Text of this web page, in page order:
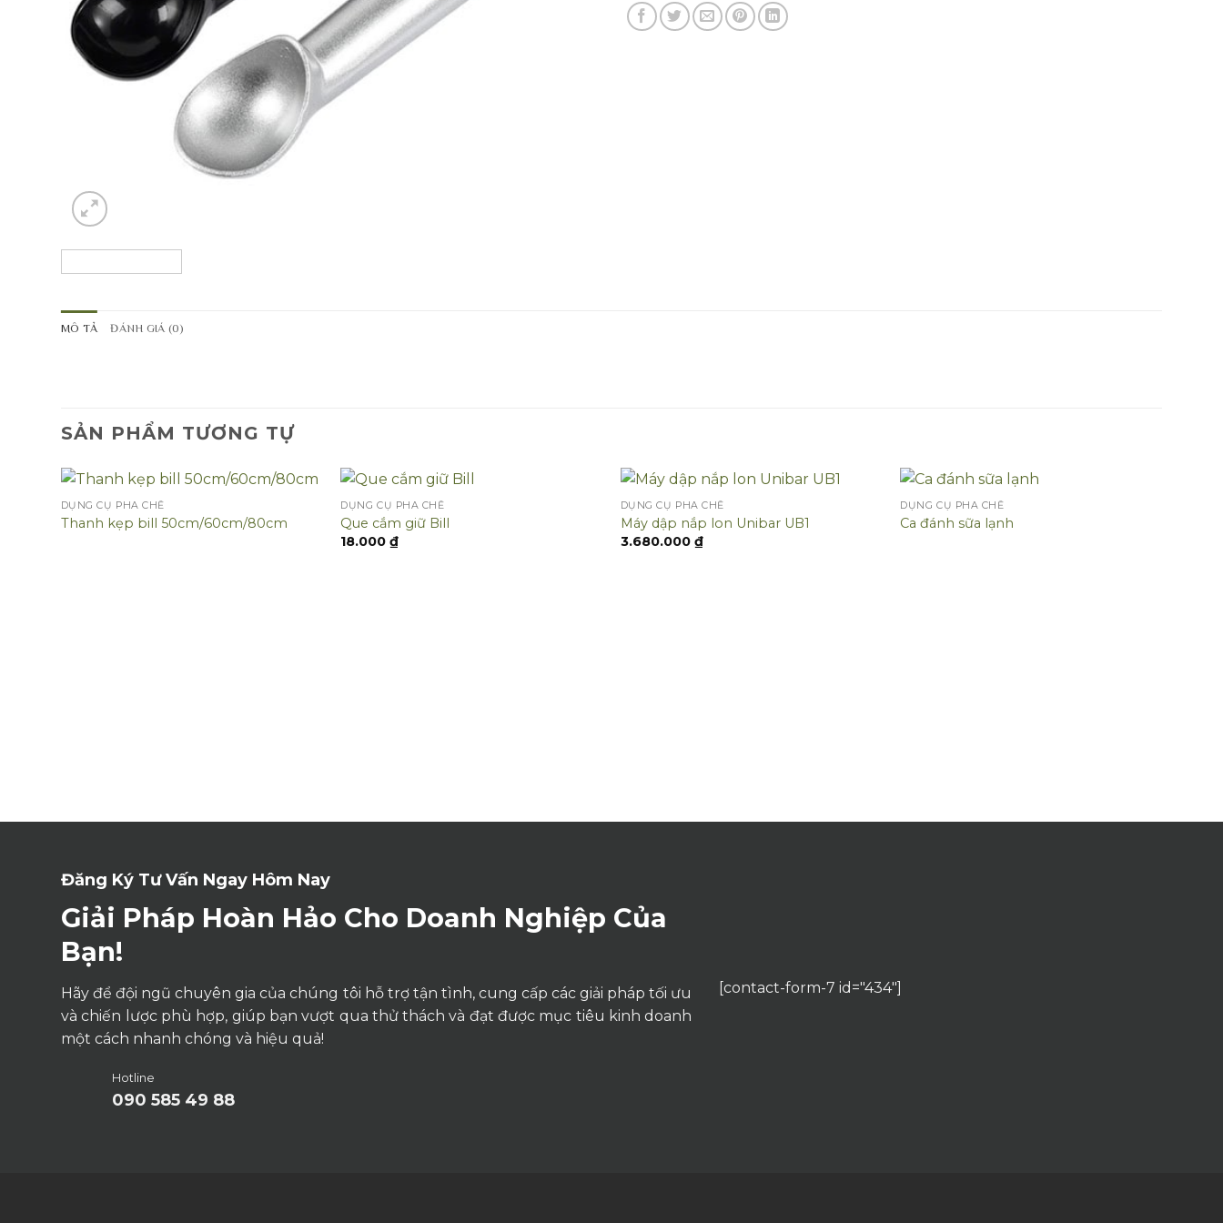
MÔ TẢ ĐÁNH GIÁ (0)
SẢN PHẨM TƯƠNG TỰ
DỤNG CỤ PHA CHẾ
Thanh kẹp bill 50cm/60cm/80cm
DỤNG CỤ PHA CHẾ
Que cắm giữ Bill
18.000₫
DỤNG CỤ PHA CHẾ
Máy dập nắp lon Unibar UB1
3.680.000 ₫
DỤNG CỤ PHA CHẾ
Ca đánh sữa lạnh
Đăng Ký Tư Vấn Ngay Hôm Nay
Giải Pháp Hoàn Hảo Cho Doanh Nghiệp Của
Bạn!
Hãy để đội ngũ chuyên gia của chúng tôi hỗ trợ tận tình, cung cấp các giải pháp tối ưu
và chiến lược phù hợp, giúp bạn vượt qua thử thách và đạt được mục tiêu kinh doanh
một cách nhanh chóng và hiệu quả!
Hotline
090 585 49 88
[contact-form-7 id="434"]